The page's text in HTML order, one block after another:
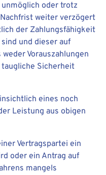
oder trotz
weiter verzögert
der Zahlungsfähigkeit
und dieser auf
Vorauszahlungen
Sicherheit
eines noch
Leistung aus obigen
Vertragspartei ein
oder ein Antrag auf
mangels